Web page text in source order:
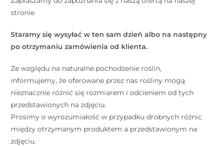
stronie
Staramy się wysyłać w ten sam dzień albo na następny
po otrzymaniu zamówienia od klienta.
Ze względu na naturalne pochodzenie roślin,
informujemy, że oferowane przez nas rośliny mogą
nieznacznie różnić się rozmiarem i odcieniem od tych
przedstawionych na zdjęciu.
Prosimy o wyrozumiałość w przypadku drobnych różnic
między otrzymanym produktem a przedstawionym na
zdjęciu.